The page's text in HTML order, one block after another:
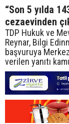
“Son 5 yılda
cezaevinden
TDP Hukuk ve
Reynar, Bilgi
başvuruya
verilen yanıtı